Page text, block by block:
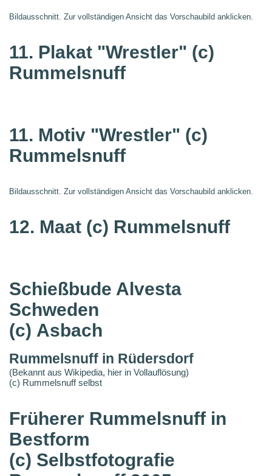
Bildausschnitt. Zur vollständigen Ansicht das Vorschaubild anklicken.
11. Plakat "Wrestler" (c)
Rummelsnuff
11. Motiv "Wrestler" (c)
Rummelsnuff
Bildausschnitt. Zur vollständigen Ansicht das Vorschaubild anklicken.
12. Maat (c) Rummelsnuff
Schießbude Alvesta
Schweden
(c) Asbach
Rummelsnuff in Rüdersdorf
(Bekannt aus Wikipedia, hier in Vollauflösung)
(c) Rummelsnuff selbst
Früherer Rummelsnuff in
Bestform
(c) Selbstfotografie